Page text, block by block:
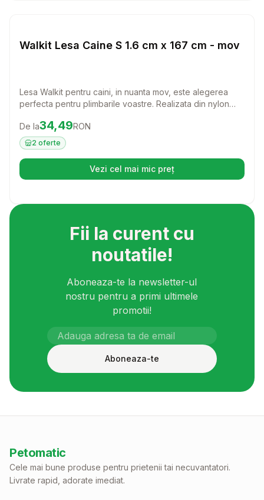
Walkit Lesa Caine S 1.6 cm x 167 cm - mov
Lesa Walkit pentru caini, in nuanta mov, este alegerea
perfecta pentru plimbarile voastre. Realizata din nylon
fiecare aventura alaturi de prietenul tau patruped.
Preț:34.49 RON
De la34,49RON
2 oferte
Vezi cel mai mic preț(se deschide într-o filă nouă)
Fii la curent cu
noutatile!
Aboneaza-te la newsletter-ul
nostru pentru a primi ultimele
promotii!
Aboneaza-te
Petomatic
Cele mai bune produse pentru prietenii tai necuvantatori.
Livrate rapid, adorate imediat.